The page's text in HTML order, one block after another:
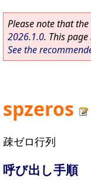
Please note that
2026.1.0. This
See the
spzeros
疎ゼロ行列
呼び出し手順